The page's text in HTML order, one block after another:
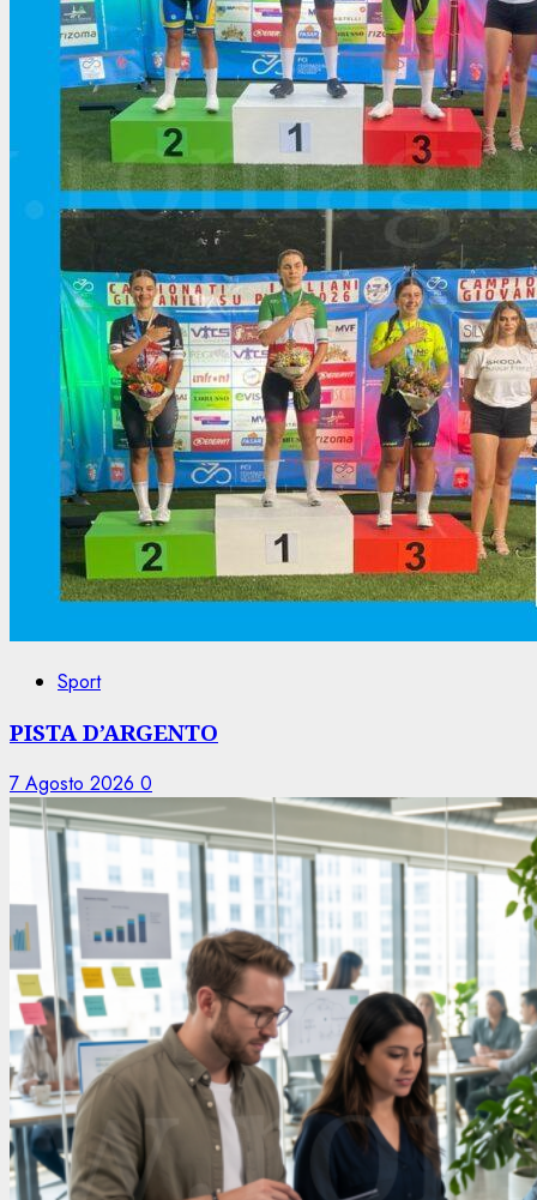
Sport
PISTA D’ARGENTO
7 Agosto 2026 0